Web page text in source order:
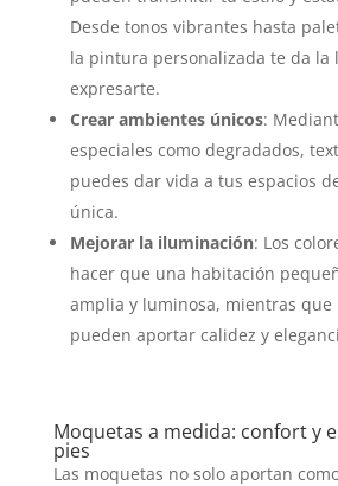
Desde tonos vibrantes hasta
la pintura personalizada te da la
expresarte.
Crear ambientes únicos:
especiales como degradados,
puedes dar vida a tus espacios
única.
Mejorar la iluminación: Los
hacer que una habitación
amplia y luminosa, mientras que
pueden aportar calidez y
Moquetas a medida: confort y
pies
Las moquetas no solo aportan